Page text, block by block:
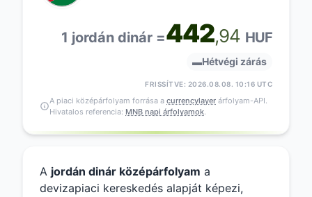
1 jordán dinár =442,94 HUF
▬Hétvégi zárás
FRISSÍTVE: 2026.08.08. 10:16 UTC
A piaci középárfolyam forrása a currencylayer árfolyam-API.
Hivatalos referencia: MNB napi árfolyamok.
A jordán dinár középárfolyam a
devizapiaci kereskedés alapját képezi,